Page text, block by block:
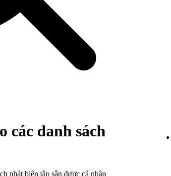
các danh sách
phát biên tập sẵn được cá nhân